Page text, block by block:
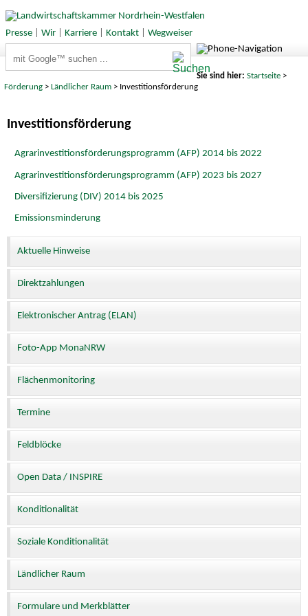
Presse| Wir| Karriere| Kontakt| Wegweiser
Sie sind hier: Startseite>
Förderung >Ländlicher Raum > Investitionsförderung
Investitionsförderung
Agrarinvestitionsförderungsprogramm (AFP) 2014 bis 2022
Agrarinvestitionsförderungsprogramm (AFP) 2023 bis 2027
Diversifizierung (DIV) 2014 bis 2025
Emissionsminderung
Aktuelle Hinweise
Direktzahlungen
Elektronischer Antrag (ELAN)
Foto-App MonaNRW
Flächenmonitoring
Termine
Feldblöcke
Open Data / INSPIRE
Konditionalität
Soziale Konditionalität
Ländlicher Raum
Formulare und Merkblätter